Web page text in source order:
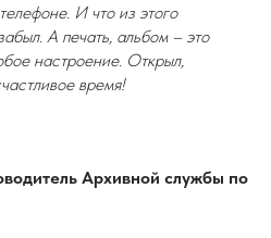
И что из этого
А печать, альбом – это
настроение. Открыл,
время!
Архивной службы по